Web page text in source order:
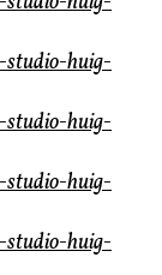
studio-huig-
studio-huig-
studio-huig-
studio-huig-